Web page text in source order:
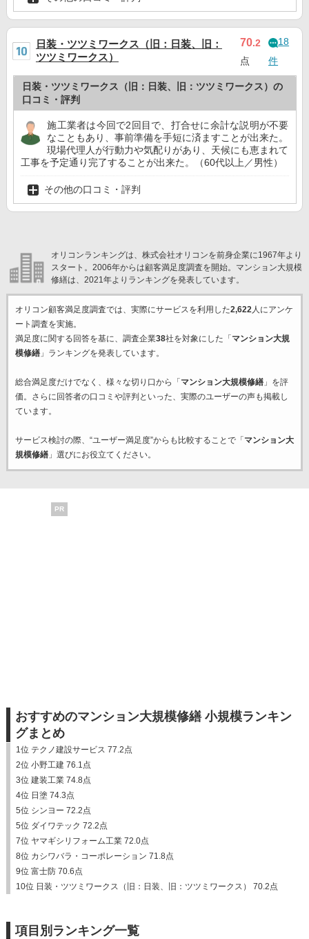
日装・ツツミワークス（旧：日装、旧：
ツツミワークス）
70.2
点
18
件
日装・ツツミワークス（旧：日装、旧：ツツミワークス）の
口コミ・評判
施工業者は今回で2回目で、打合せに余計な説明が不要
なこともあり、事前準備を手短に済ますことが出来た。
現場代理人が行動力や気配りがあり、天候にも恵まれて
工事を予定通り完了することが出来た。（60代以上／男性）
その他の口コミ・評判
オリコンランキングは、株式会社オリコンを前身企業に1967年より
スタート。2006年からは顧客満足度調査を開始。マンション大規模
修繕は、2021年よりランキングを発表しています。
オリコン顧客満足度調査では、実際にサービスを利用した2,622人にアンケ
ート調査を実施。
満足度に関する回答を基に、調査企業38社を対象にした「 マンション大規
模修繕」ランキングを発表しています。
総合満足度だけでなく、様々な切り口から「 マンション大規模修繕」を評
価。さらに回答者の口コミや評判といった、実際のユーザーの声も掲載し
ています。
サービス検討の際、“ユーザー満足度”からも比較することで「 マンション大
規模修繕」選びにお役立てください。
PR
おすすめのマンション大規模修繕 小規模ランキン
グまとめ
1位 テクノ建設サービス 77.2点
2位 小野工建 76.1点
3位 建装工業 74.8点
4位 日塗 74.3点
5位 シンヨー 72.2点
5位 ダイワテック 72.2点
7位 ヤマギシリフォーム工業 72.0点
8位 カシワバラ・コーポレーション 71.8点
9位 富士防 70.6点
10位 日装・ツツミワークス（旧：日装、旧：ツツミワークス） 70.2点
項目別ランキング一覧